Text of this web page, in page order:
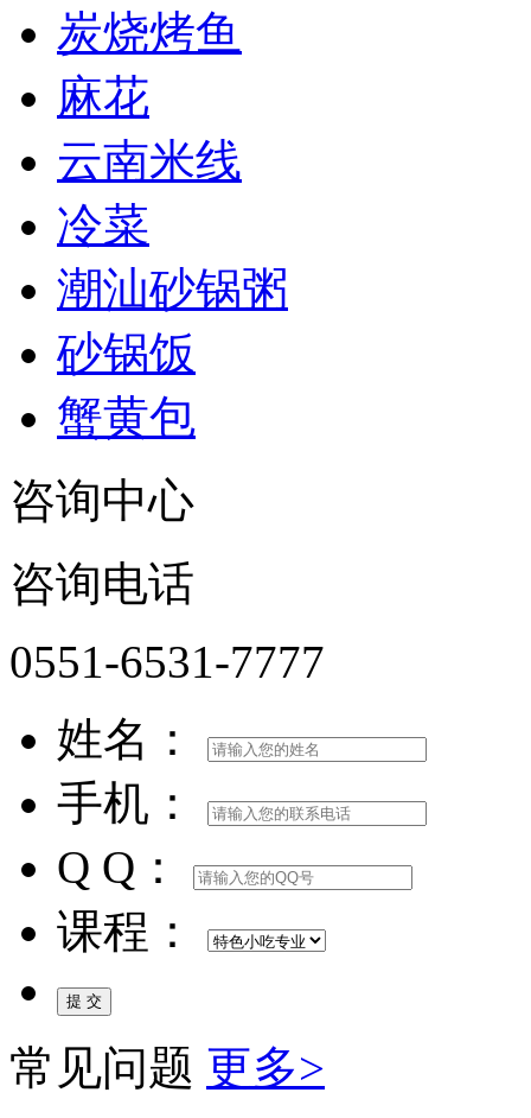
炭烧烤鱼
麻花
云南米线
冷菜
潮汕砂锅粥
砂锅饭
蟹黄包
咨询中心
咨询电话
0551-6531-7777
姓名：
手机：
Q Q：
课程：
常见问题 更多>